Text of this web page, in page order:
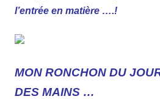
l’entrée en matière ….!
MON RONCHON DU
DES MAINS …